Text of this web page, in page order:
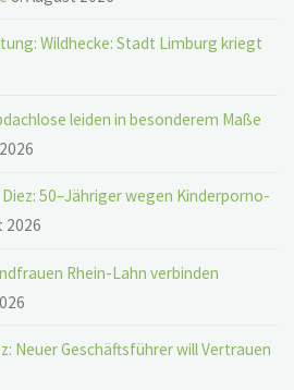
Wildhecke: Stadt Limburg kriegt
leiden in besonderem Maße
50–Jähriger wegen Kinderporno-
2026
Rhein-Lahn verbinden
Neuer Geschäftsführer will Vertrauen